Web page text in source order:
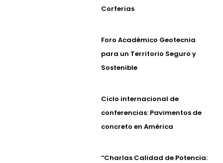
Corferias
Foro Académico Geotecnia
para un Territorio Seguro y
Sostenible
Ciclo internacional de
conferencias: Pavimentos de
concreto en América
“Charlas Calidad de Potencia: